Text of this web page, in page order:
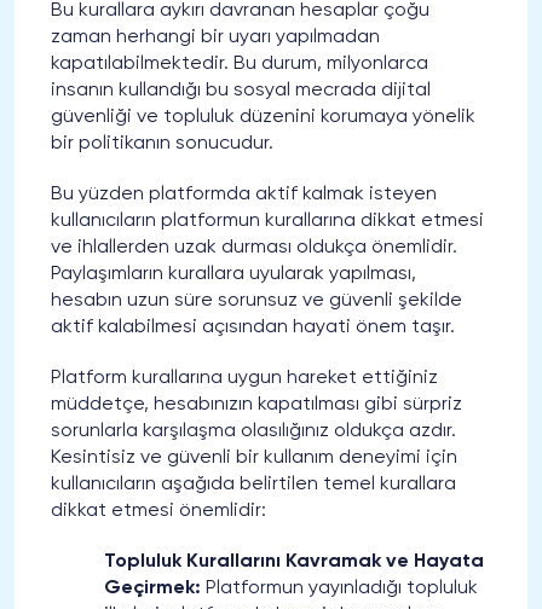
Bu kurallara aykırı davranan hesaplar çoğu
zaman herhangi bir uyarı yapılmadan
kapatılabilmektedir. Bu durum, milyonlarca
insanın kullandığı bu sosyal mecrada dijital
güvenliği ve topluluk düzenini korumaya yönelik
bir politikanın sonucudur.
Bu yüzden platformda aktif kalmak isteyen
kullanıcıların platformun kurallarına dikkat etmesi
ve ihlallerden uzak durması oldukça önemlidir.
Paylaşımların kurallara uyularak yapılması,
hesabın uzun süre sorunsuz ve güvenli şekilde
aktif kalabilmesi açısından hayati önem taşır.
Platform kurallarına uygun hareket ettiğiniz
müddetçe, hesabınızın kapatılması gibi sürpriz
sorunlarla karşılaşma olasılığınız oldukça azdır.
Kesintisiz ve güvenli bir kullanım deneyimi için
kullanıcıların aşağıda belirtilen temel kurallara
dikkat etmesi önemlidir:
Topluluk Kurallarını Kavramak ve Hayata
Geçirmek: Platformun yayınladığı topluluk